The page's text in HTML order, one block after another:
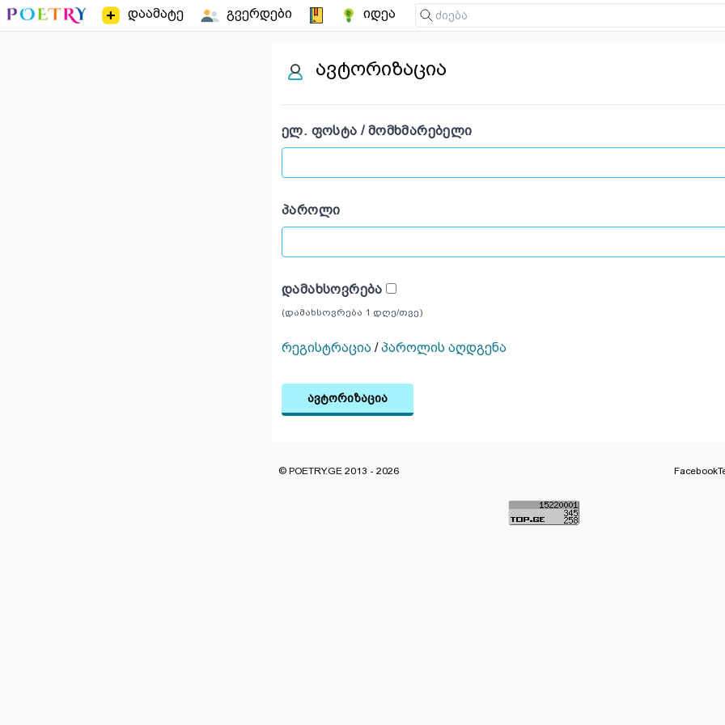
დაამატე გვერდები იდეა
ავტორიზაცია
ᲔᲚ. ᲤᲝᲡᲢᲐ / ᲛᲝᲛᲮᲛᲐᲠᲔᲑᲔᲚᲘ
ᲞᲐᲠᲝᲚᲘ
ᲓᲐᲛᲐᲮᲡᲝᲕᲠᲔᲑᲐ
(დამახსოვრება 1 დღე/თვე)
რეგისტრაცია /პაროლის აღდგენა
ავტორიზაცია
© POETRY.GE 2013 - 2026 Facebook